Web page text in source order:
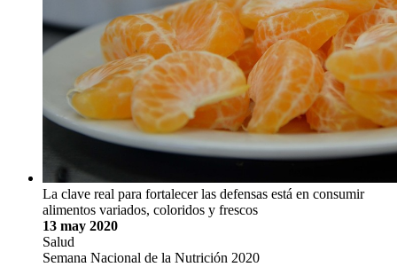
La clave real para fortalecer las defensas está en consumir
alimentos variados, coloridos y frescos
13 may 2020
Salud
Semana Nacional de la Nutrición 2020